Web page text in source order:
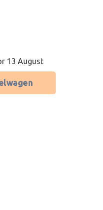
13 August